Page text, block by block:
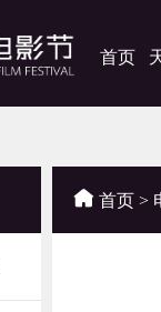
首页
首页 >